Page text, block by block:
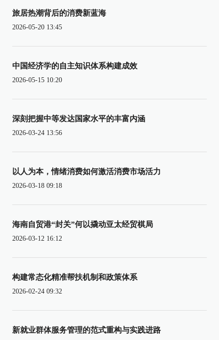
旅居热潮背后的消费新蓝海
2026-05-20 13:45
中国经济学的自主知识体系构建成效
2026-05-15 10:20
深刻把握中等发达国家水平的丰富内涵
2026-03-24 13:56
以人为本，情绪消费如何激活消费市场活力
2026-03-18 09:18
海南自贸港“封关”何以撬动亚太经贸棋局
2026-03-12 16:12
构建常态化精准帮扶机制和政策体系
2026-02-24 09:32
新就业群体服务管理的范式重构与实践进路